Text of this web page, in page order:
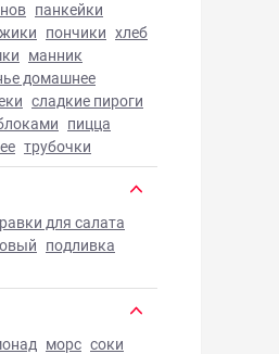
панкейки
пончики хлеб
манник
домашнее
сладкие пироги
пицца
трубочки
для салата
подливка
морс соки